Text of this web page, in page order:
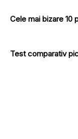
Cele mai bizare 10
Test comparativ